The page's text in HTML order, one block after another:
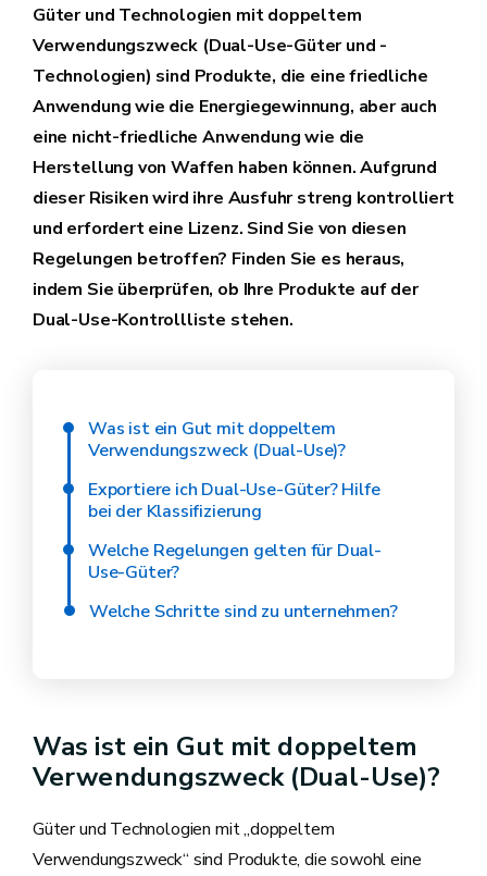
Güter und Technologien mit doppeltem
Verwendungszweck (Dual-Use-Güter und -
Technologien) sind Produkte, die eine friedliche
Anwendung wie die Energiegewinnung, aber auch
eine nicht-friedliche Anwendung wie die
Herstellung von Waffen haben können. Aufgrund
dieser Risiken wird ihre Ausfuhr streng kontrolliert
und erfordert eine Lizenz. Sind Sie von diesen
Regelungen betroffen? Finden Sie es heraus,
indem Sie überprüfen, ob Ihre Produkte auf der
Dual-Use-Kontrollliste stehen.
Was ist ein Gut mit doppeltem
Verwendungszweck (Dual-Use)?
Exportiere ich Dual-Use-Güter? Hilfe
bei der Klassifizierung
Welche Regelungen gelten für Dual-
Use-Güter?
Welche Schritte sind zu unternehmen?
Was ist ein Gut mit doppeltem
Verwendungszweck (Dual-Use)?
Güter und Technologien mit „doppeltem
Verwendungszweck“ sind Produkte, die sowohl eine